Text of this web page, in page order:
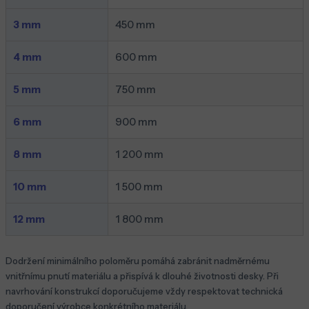
3 mm 450 mm
4 mm 600 mm
5 mm 750 mm
6 mm 900 mm
8 mm 1 200 mm
10 mm 1 500 mm
12 mm 1 800 mm
Dodržení minimálního poloměru pomáhá zabránit nadměrnému
vnitřnímu pnutí materiálu a přispívá k dlouhé životnosti desky. Při
navrhování konstrukcí doporučujeme vždy respektovat technická
doporučení výrobce konkrétního materiálu.